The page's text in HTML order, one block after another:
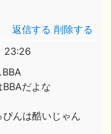
返信する 削除する
23:26
だよな
んは酷いじゃん